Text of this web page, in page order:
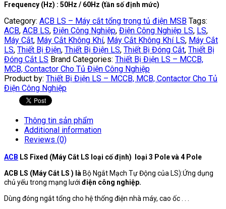
Frequency (Hz) : 50Hz / 60Hz (tần số định mức)
Category: ACB LS – Máy cắt tổng trong tủ điện MSB Tags:
ACB, ACB LS, Điện Công Nghiệp, Điện Công Nghiệp LS, LS,
Máy Cắt, Máy Cắt Không Khí, Máy Cắt Không Khí LS, Máy Cắt
LS, Thiết Bị Điện, Thiết Bị Điện LS, Thiết Bị Đóng Cắt, Thiết Bị
Đóng Cắt LS Brand Categories: Thiết Bị Điện LS – MCCB,
MCB, Contactor Cho Tủ Điện Công Nghiệp
Product by: Thiết Bị Điện LS – MCCB, MCB, Contactor Cho Tủ
Điện Công Nghiệp
Thông tin sản phẩm
Additional information
Reviews (0)
ACB LS Fixed (Máy Cắt LS loại cố định) loại 3 Pole và 4 Pole
ACB LS (Máy Cắt LS ) là Bộ Ngắt Mạch Tự Động của LS):Ứng dụng
chủ yếu trong mạng lưới điện công nghiệp.
Dùng đóng ngắt tổng cho hệ thống điện nhà máy, cao ốc . . .